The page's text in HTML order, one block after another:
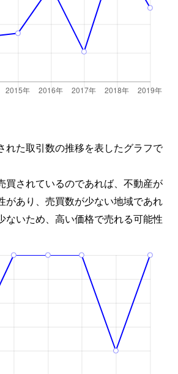
れた取引数の推移を表したグラフで
買されているのであれば、不動産が
があり、売買数が少ない地域であれ
ないため、高い価格で売れる可能性